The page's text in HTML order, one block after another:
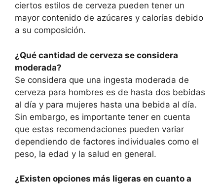
ciertos estilos de cerveza pueden tener un
mayor contenido de azúcares y calorías debido
a su composición.
¿Qué cantidad de cerveza se considera
moderada?
Se considera que una ingesta moderada de
cerveza para hombres es de hasta dos bebidas
al día y para mujeres hasta una bebida al día.
Sin embargo, es importante tener en cuenta
que estas recomendaciones pueden variar
dependiendo de factores individuales como el
peso, la edad y la salud en general.
¿Existen opciones más ligeras en cuanto a